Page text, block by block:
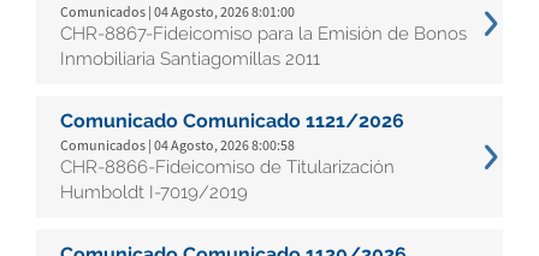
Comunicados | 04 Agosto, 2026 8:01:00
CHR-8867-Fideicomiso para la Emisión de Bonos
Inmobiliaria Santiagomillas 2011
Comunicado Comunicado 1121/2026
Comunicados | 04 Agosto, 2026 8:00:58
CHR-8866-Fideicomiso de Titularización
Humboldt I-7019/2019